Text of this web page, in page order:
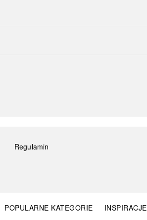
Regulamin
POPULARNE KATEGORIE
INSPIRACJE